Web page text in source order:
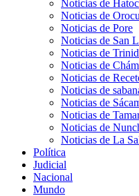
Noticias de
Noticias de
Noticias de Pore
Noticias de San
Noticias de
Noticias de
Noticias de
Noticias de
Noticias de
Noticias de
Noticias de
Noticias de La
Política
Judicial
Nacional
Mundo